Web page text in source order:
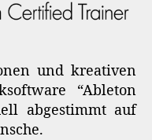
und kreativen
“Ableton
abgestimmt auf